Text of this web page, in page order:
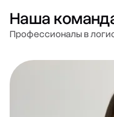
Наша
Профессионалы в